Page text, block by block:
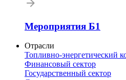
Мероприятия Б1
Отрасли
Топливно-энергетический
Финансовый сектор
Государственный сектор